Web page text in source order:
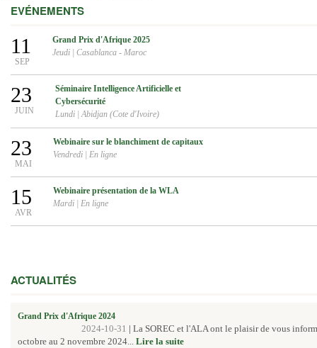
EVÉNEMENTS
11
SEP
Grand Prix d'Afrique 2025
Jeudi
Casablanca - Maroc
23
JUIN
Séminaire Intelligence Artificielle et
Cybersécurité
Lundi |Abidjan (Cote d'Ivoire)
23
MAI
Webinaire sur le blanchiment de capitaux
Vendredi
En ligne
15
AVR
Webinaire présentation de la WLA
Mardi
En ligne
ACTUALITÉS
Grand Prix d'Afrique 2024
2024-10-31 | La SOREC et l'ALA ont le plaisir de vous
octobre au 2 novembre 2024... Lire la suite